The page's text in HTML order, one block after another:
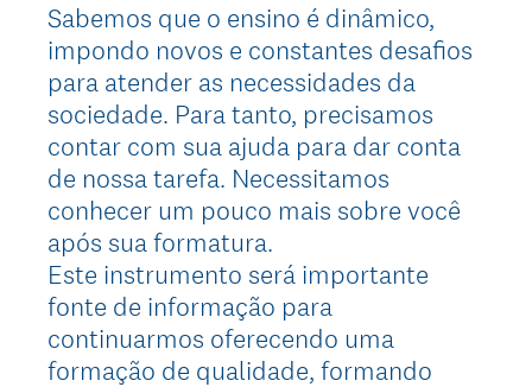
Sabemos que o ensino é dinâmico,
impondo novos e constantes desafios
para atender as necessidades da
sociedade. Para tanto, precisamos
contar com sua ajuda para dar conta
de nossa tarefa. Necessitamos
conhecer um pouco mais sobre você
após sua formatura.
Este instrumento será importante
fonte de informação para
continuarmos oferecendo uma
formação de qualidade, formando